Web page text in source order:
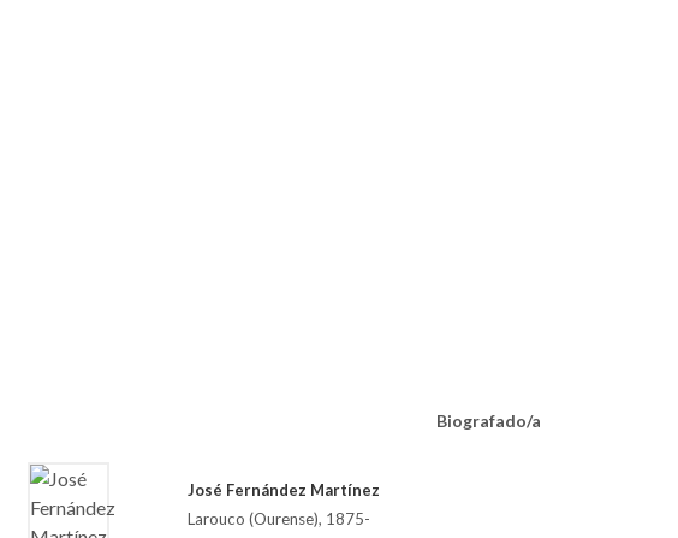
Biografado/a
José Fernández Martínez
Larouco (Ourense), 1875-